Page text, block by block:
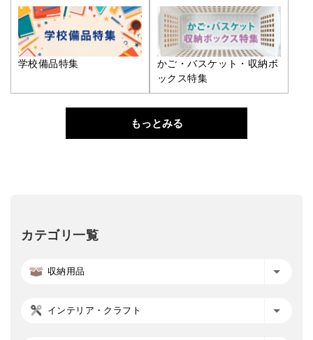
学校備品特集
かご・バスケット・収納ボ
ックス特集
もっとみる
カテゴリ一覧
収納用品
インテリア・クラフト